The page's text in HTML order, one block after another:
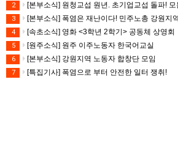
2 [본부소식] 원청교섭 원년. 초기업교섭 돌파!
3 [본부소식] 폭염은 재난이다! 민주노총 강원지
4 [속초소식] 영화 <3학년 2학기> 공동체 상영회
5 [원주소식] 원주 이주노동자 한국어교실
6 [본부소식] 강원지역 노동자 합창단 모임
7 [특집기사] 폭염으로 부터 안전한 일터 쟁취!